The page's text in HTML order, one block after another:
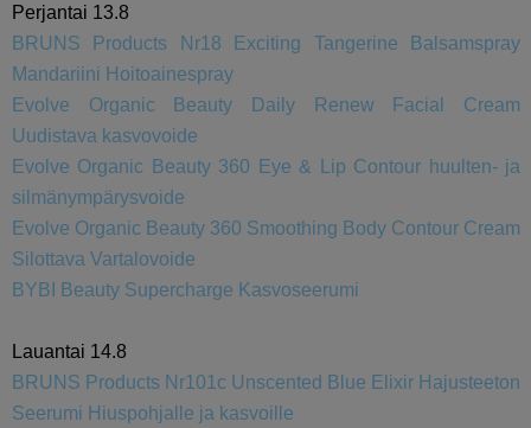
Perjantai 13.8
BRUNS Products Nr18 Exciting Tangerine Balsamspray
Mandariini Hoitoainespray
Evolve Organic Beauty Daily Renew Facial Cream
Uudistava kasvovoide
Evolve Organic Beauty 360 Eye & Lip Contour huulten- ja
silmänympärysvoide
Evolve Organic Beauty 360 Smoothing Body Contour Cream
Silottava Vartalovoide
BYBI Beauty Supercharge Kasvoseerumi
Lauantai 14.8
BRUNS Products Nr101c Unscented Blue Elixir Hajusteeton
Seerumi Hiuspohjalle ja kasvoille